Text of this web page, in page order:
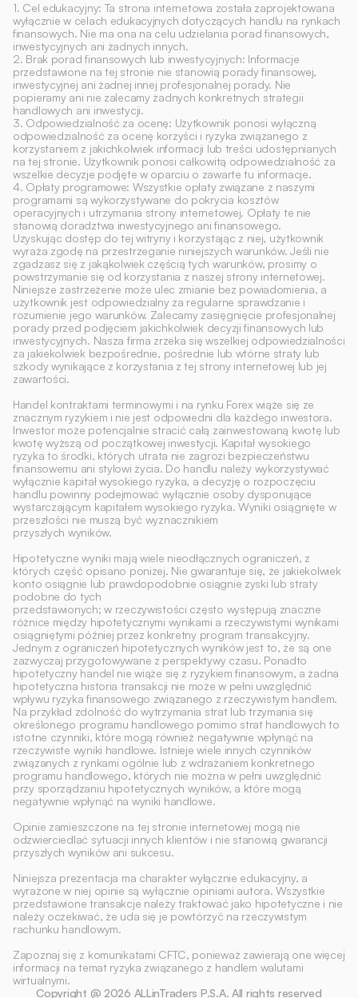
1. Cel edukacyjny: Ta strona internetowa została zaprojektowana
wyłącznie w celach edukacyjnych dotyczących handlu na rynkach
finansowych. Nie ma ona na celu udzielania porad finansowych,
inwestycyjnych ani żadnych innych.
2. Brak porad finansowych lub inwestycyjnych: Informacje
przedstawione na tej stronie nie stanowią porady finansowej,
inwestycyjnej ani żadnej innej profesjonalnej porady. Nie
popieramy ani nie zalecamy żadnych konkretnych strategii
handlowych ani inwestycji.
3. Odpowiedzialność za ocenę: Użytkownik ponosi wyłączną
odpowiedzialność za ocenę korzyści i ryzyka związanego z
korzystaniem z jakichkolwiek informacji lub treści udostępnianych
na tej stronie. Użytkownik ponosi całkowitą odpowiedzialność za
wszelkie decyzje podjęte w oparciu o zawarte tu informacje.
4. Opłaty programowe: Wszystkie opłaty związane z naszymi
programami są wykorzystywane do pokrycia kosztów
operacyjnych i utrzymania strony internetowej. Opłaty te nie
stanowią doradztwa inwestycyjnego ani finansowego.
Uzyskując dostęp do tej witryny i korzystając z niej, użytkownik
wyraża zgodę na przestrzeganie niniejszych warunków. Jeśli nie
zgadzasz się z jakąkolwiek częścią tych warunków, prosimy o
powstrzymanie się od korzystania z naszej strony internetowej.
Niniejsze zastrzeżenie może ulec zmianie bez powiadomienia, a
użytkownik jest odpowiedzialny za regularne sprawdzanie i
rozumienie jego warunków. Zalecamy zasięgnięcie profesjonalnej
porady przed podjęciem jakichkolwiek decyzji finansowych lub
inwestycyjnych. Nasza firma zrzeka się wszelkiej odpowiedzialności
za jakiekolwiek bezpośrednie, pośrednie lub wtórne straty lub
szkody wynikające z korzystania z tej strony internetowej lub jej
zawartości.
Handel kontraktami terminowymi i na rynku Forex wiąże się ze
znacznym ryzykiem i nie jest odpowiedni dla każdego inwestora.
Inwestor może potencjalnie stracić całą zainwestowaną kwotę lub
kwotę wyższą od początkowej inwestycji. Kapitał wysokiego
ryzyka to środki, których utrata nie zagrozi bezpieczeństwu
finansowemu ani stylowi życia. Do handlu należy wykorzystywać
wyłącznie kapitał wysokiego ryzyka, a decyzję o rozpoczęciu
handlu powinny podejmować wyłącznie osoby dysponujące
wystarczającym kapitałem wysokiego ryzyka. Wyniki osiągnięte w
przeszłości nie muszą być wyznacznikiem
przyszłych wyników.
Hipotetyczne wyniki mają wiele nieodłącznych ograniczeń, z
których część opisano poniżej. Nie gwarantuje się, że jakiekolwiek
konto osiągnie lub prawdopodobnie osiągnie zyski lub straty
podobne do tych
przedstawionych; w rzeczywistości często występują znaczne
różnice między hipotetycznymi wynikami a rzeczywistymi wynikami
osiągniętymi później przez konkretny program transakcyjny.
Jednym z ograniczeń hipotetycznych wyników jest to, że są one
zazwyczaj przygotowywane z perspektywy czasu. Ponadto
hipotetyczny handel nie wiąże się z ryzykiem finansowym, a żadna
hipotetyczna historia transakcji nie może w pełni uwzględnić
wpływu ryzyka finansowego związanego z rzeczywistym handlem.
Na przykład zdolność do wytrzymania strat lub trzymania się
określonego programu handlowego pomimo strat handlowych to
istotne czynniki, które mogą również negatywnie wpłynąć na
rzeczywiste wyniki handlowe. Istnieje wiele innych czynników
związanych z rynkami ogólnie lub z wdrażaniem konkretnego
programu handlowego, których nie można w pełni uwzględnić
przy sporządzaniu hipotetycznych wyników, a które mogą
negatywnie wpłynąć na wyniki handlowe.
Opinie zamieszczone na tej stronie internetowej mogą nie
odzwierciedlać sytuacji innych klientów i nie stanowią gwarancji
przyszłych wyników ani sukcesu.
Niniejsza prezentacja ma charakter wyłącznie edukacyjny, a
wyrażone w niej opinie są wyłącznie opiniami autora. Wszystkie
przedstawione transakcje należy traktować jako hipotetyczne i nie
należy oczekiwać, że uda się je powtórzyć na rzeczywistym
rachunku handlowym.
Zapoznaj się z komunikatami CFTC, ponieważ zawierają one więcej
informacji na temat ryzyka związanego z handlem walutami
wirtualnymi.
Copyright @ 2026 ALLinTraders P.S.A​. All rights reserved